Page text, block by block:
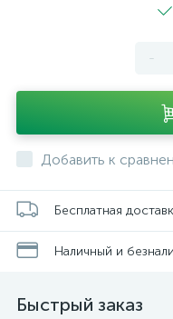
-
Добавить к
Бесплатная
Наличный и
Быстрый заказ